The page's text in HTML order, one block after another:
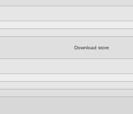
Download store